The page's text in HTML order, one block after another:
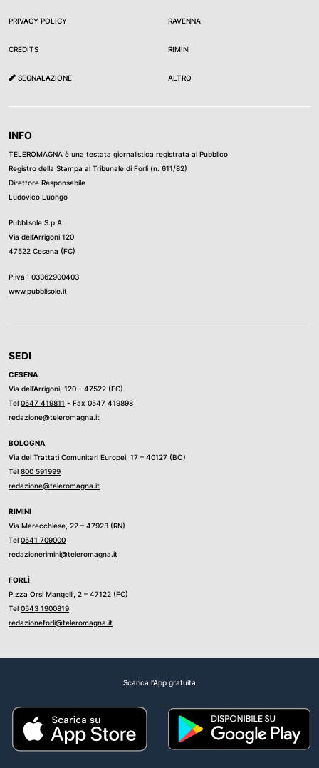
PRIVACY POLICY
CREDITS
SEGNALAZIONE
RAVENNA
RIMINI
ALTRO
INFO
TELEROMAGNA è una testata giornalistica registrata al Pubblico
Registro della Stampa al Tribunale di Forli (n. 611/82)
Direttore Responsabile
Ludovico Luongo
Pubblisole S.p.A.
Via dell’Arrigoni 120
47522 Cesena (FC)
P.iva : 03362900403
www.pubblisole.it
SEDI
CESENA
Via dell’Arrigoni, 120 - 47522 (FC)
Tel 0547 419811 - Fax 0547 419898
redazione@teleromagna.it
BOLOGNA
Via dei Trattati Comunitari Europei, 17 – 40127 (BO)
Tel 800 591999
redazione@teleromagna.it
RIMINI
Via Marecchiese, 22 – 47923 (RN)
Tel 0541 709000
redazionerimini@teleromagna.it
FORLÌ
P.zza Orsi Mangelli, 2 – 47122 (FC)
Tel 0543 1900819
redazioneforli@teleromagna.it
Scarica l'App gratuita